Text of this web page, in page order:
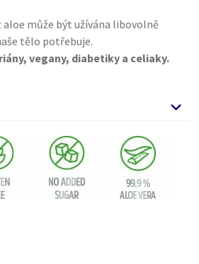
aloe může být užívána libovolně
tělo potřebuje.
vegany, diabetiky a celiaky.